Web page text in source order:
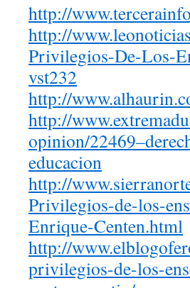
http://
http://
Privilegios-De-Los-
vst232
http://
http://www.
opinion/22469–
educacion
http://
Privilegios-de-los-
Enrique-Centen.html
http://
privilegios-de-los-